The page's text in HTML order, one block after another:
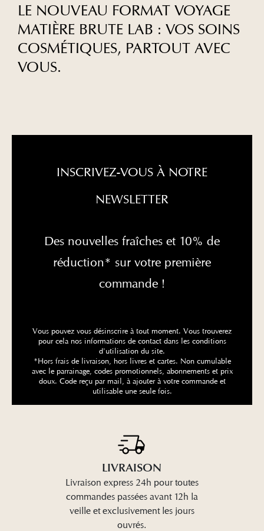
LE NOUVEAU FORMAT VOYAGE
MATIÈRE BRUTE LAB : VOS SOINS
COSMÉTIQUES, PARTOUT AVEC
VOUS.
INSCRIVEZ-VOUS À NOTRE
NEWSLETTER
Des nouvelles fraîches et 10% de
réduction* sur votre première
commande !
Vous pouvez vous désinscrire à tout moment. Vous trouverez
pour cela nos informations de contact dans les conditions
d'utilisation du site.
*Hors frais de livraison, hors livres et cartes. Non cumulable
avec le parrainage, codes promotionnels, abonnements et prix
doux. Code reçu par mail, à ajouter à votre commande et
utilisable une seule fois.
LIVRAISON
Livraison express 24h pour toutes
commandes passées avant 12h la
veille et exclusivement les jours
ouvrés.